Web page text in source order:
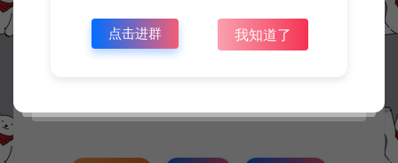
点击进群 我知道了